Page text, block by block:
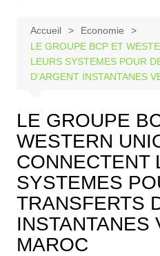
Accueil
Economie
LE GROUPE BCP ET
LEURS SYSTEMES POUR
D’ARGENT INSTANTANES
LE GROUPE
WESTERN
CONNECTENT
SYSTEMES
TRANSFERTS
INSTANTANES
MAROC